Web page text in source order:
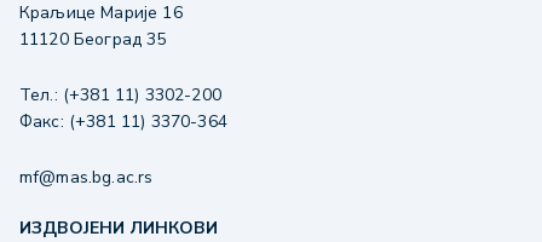
Краљице Марије 16
11120 Београд 35
Тел.: (+381 11) 3302-200
Факс: (+381 11) 3370-364
mf@mas.bg.ac.rs
ИЗДВОЈЕНИ ЛИНКОВИ